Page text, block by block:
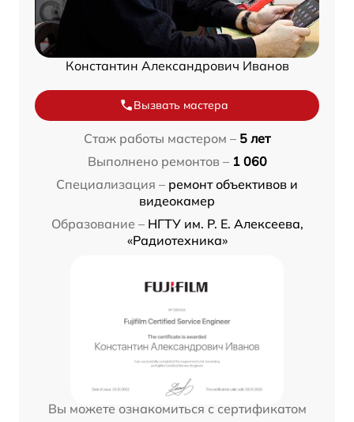
Константин Александрович Иванов
Вызвать мастера
Стаж работы мастером – 5 лет
Выполнено ремонтов – 1 060
Специализация – ремонт объективов и
видеокамер
Образование – НГТУ им. Р. Е. Алексеева,
«Радиотехника»
Вы можете ознакомиться с сертификатом